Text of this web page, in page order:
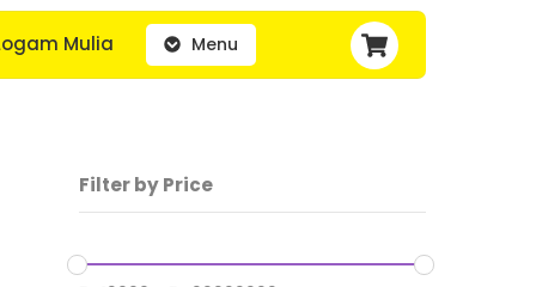
Mulia Menu
Filter by Price